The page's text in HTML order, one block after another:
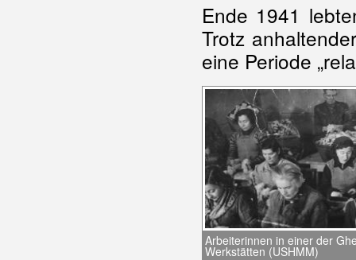
Ende 1941
Trotz
eine Periode
Arbeiterinnen in einer der
Werkstätten (USHMM)